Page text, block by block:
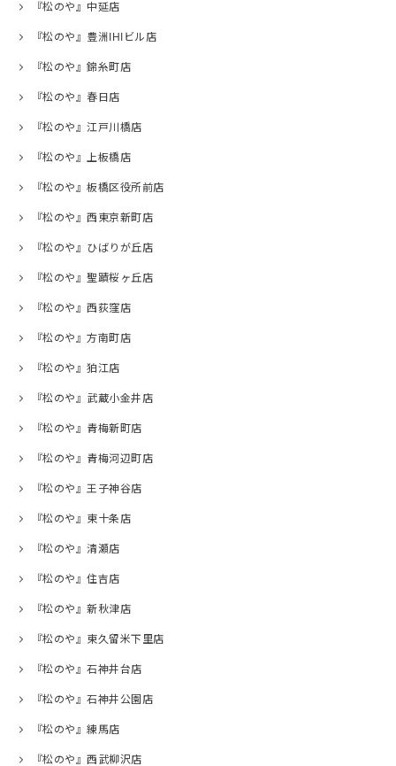
『松のや』中延店
『松のや』豊洲IHIビル店
『松のや』錦糸町店
『松のや』春日店
『松のや』江戸川橋店
『松のや』上板橋店
『松のや』板橋区役所前店
『松のや』西東京新町店
『松のや』ひばりが丘店
『松のや』聖蹟桜ヶ丘店
『松のや』西荻窪店
『松のや』方南町店
『松のや』狛江店
『松のや』武蔵小金井店
『松のや』青梅新町店
『松のや』青梅河辺町店
『松のや』王子神谷店
『松のや』東十条店
『松のや』清瀬店
『松のや』住吉店
『松のや』新秋津店
『松のや』東久留米下里店
『松のや』石神井台店
『松のや』石神井公園店
『松のや』練馬店
『松のや』西武柳沢店